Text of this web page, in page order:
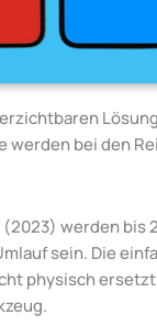
werden bei den
werden bis
sein. Die
physisch